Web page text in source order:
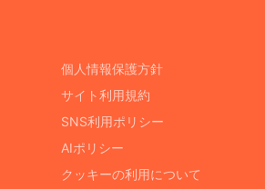
個人情報保護方針
サイト利用規約
SNS利用ポリシー
AIポリシー
クッキーの利用について